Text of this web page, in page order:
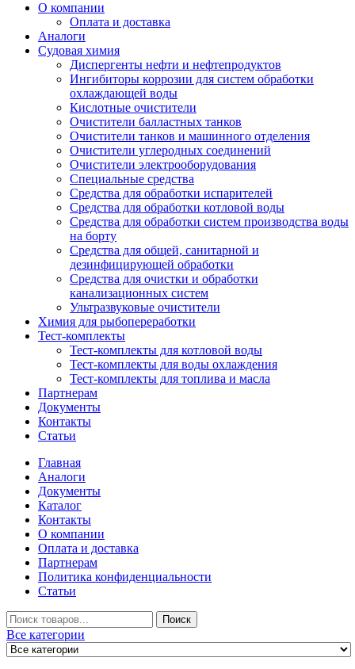
О компании
Оплата и доставка
Аналоги
Судовая химия
Диспергенты нефти и нефтепродуктов
Ингибиторы коррозии для систем обработки
охлаждающей воды
Кислотные очистители
Очистители балластных танков
Очистители танков и машинного отделения
Очистители углеродных соединений
Очистители электрооборудования
Специальные средства
Средства для обработки испарителей
Средства для обработки котловой воды
Средства для обработки систем производства воды
на борту
Средства для общей, санитарной и
дезинфицирующей обработки
Средства для очистки и обработки
канализационных систем
Ультразвуковые очистители
Химия для рыбопереработки
Тест-комплекты
Тест-комплекты для котловой воды
Тест-комплекты для воды охлаждения
Тест-комплекты для топлива и масла
Партнерам
Документы
Контакты
Статьи
Главная
Аналоги
Документы
Каталог
Контакты
О компании
Оплата и доставка
Партнерам
Политика конфиденциальности
Статьи
Искать
Поиск
Все категории